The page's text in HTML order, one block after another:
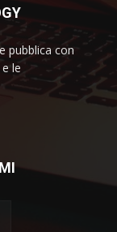
pubblica con
le